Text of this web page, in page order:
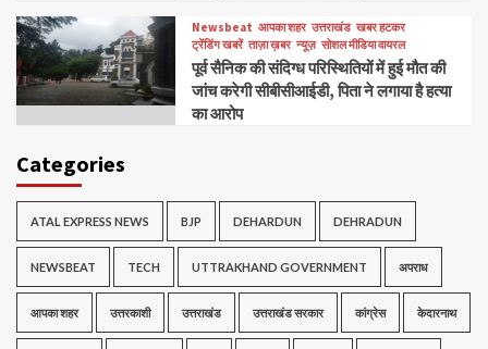
Newsbeat आपका शहर उत्तराखंड खबर हटकर
ट्रेंडिंग खबरें ताज़ा ख़बर न्यूज़ सोशल मीडिया वायरल
पूर्व सैनिक की संदिग्ध परिस्थितियों में हुई मौत की
जांच करेगी सीबीसीआईडी, पिता ने लगाया है हत्या
का आरोप
Categories
ATAL EXPRESS NEWS BJP DEHARDUN DEHRADUN
NEWSBEAT TECH UTTRAKHAND GOVERNMENT अपराध
आपका शहर उत्तरकाशी उत्तराखंड उत्तराखंड सरकार कांग्रेस केदारनाथ